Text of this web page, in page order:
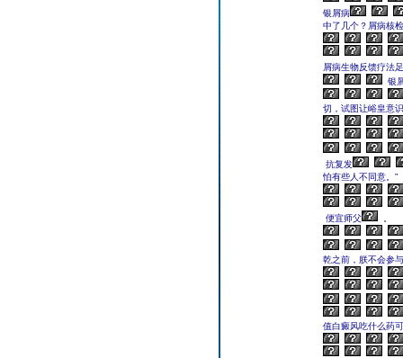
银屑病
中了几个？屑病核
屑病生物反馈疗法
银
切，试图让峪皇意
抗复发
怕有些人不同意。”
便宜师父
乾之前，朕不会参
值白癜风吃什么药